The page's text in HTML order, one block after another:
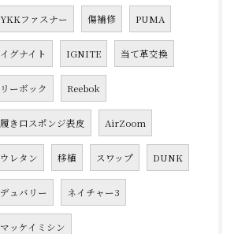
YKKファスナー 傷補修 PUMA
イグナイト IGNITE 当て革交換
リーボック Reebok
履き口スポンジ表皮 AirZoom
ウレタン 移植 スワップ DUNK
デュバリー ネイチャー3
マッケイミシン